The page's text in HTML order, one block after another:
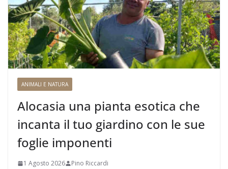
ANIMALI E NATURA
Alocasia una pianta esotica che
incanta il tuo giardino con le sue
foglie imponenti
1 Agosto 2026 Pino Riccardi